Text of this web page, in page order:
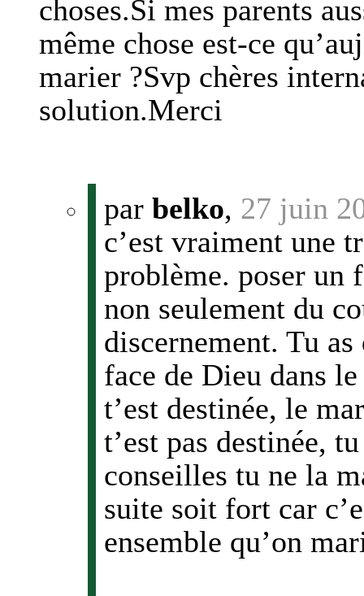
choses.Si mes parents
même chose est-ce
marier ?Svp chères
solution.Merci
par belko, 27 juin
c’est vraiment une
problème. poser un
non seulement du
discernement. Tu
face de Dieu dans
t’est destinée, le
t’est pas destinée,
conseilles tu ne la
suite soit fort car
ensemble qu’on